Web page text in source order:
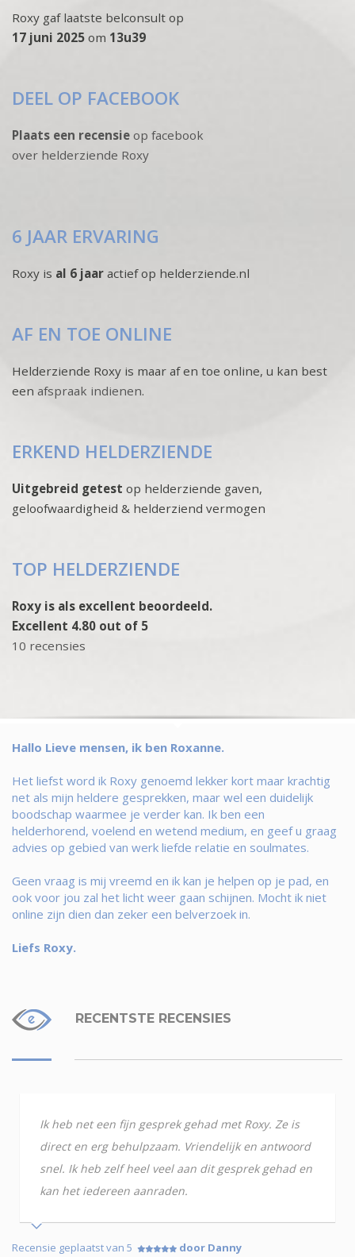
Roxy gaf laatste belconsult op
17 juni 2025 om 13u39
DEEL OP FACEBOOK
Plaats een recensie op facebook
over helderziende Roxy
6 JAAR ERVARING
Roxy is al 6 jaar actief op helderziende.nl
AF EN TOE ONLINE
Helderziende Roxy is maar af en toe online, u kan best
een afspraak indienen.
ERKEND HELDERZIENDE
Uitgebreid getest op helderziende gaven,
geloofwaardigheid & helderziend vermogen
TOP HELDERZIENDE
Roxy is als excellent beoordeeld.
Excellent 4.80 out of 5
10 recensies
Hallo Lieve mensen, ik ben Roxanne.
Het liefst word ik Roxy genoemd lekker kort maar krachtig
net als mijn heldere gesprekken, maar wel een duidelijk
boodschap waarmee je verder kan. Ik ben een
helderhorend, voelend en wetend medium, en geef u graag
advies op gebied van werk liefde relatie en soulmates.
Geen vraag is mij vreemd en ik kan je helpen op je pad, en
ook voor jou zal het licht weer gaan schijnen. Mocht ik niet
online zijn dien dan zeker een belverzoek in.
Liefs Roxy.
RECENTSTE RECENSIES
Ik heb net een fijn gesprek gehad met Roxy. Ze is
direct en erg behulpzaam. Vriendelijk en antwoord
snel. Ik heb zelf heel veel aan dit gesprek gehad en
kan het iedereen aanraden.
Recensie geplaatst van 5
door Danny